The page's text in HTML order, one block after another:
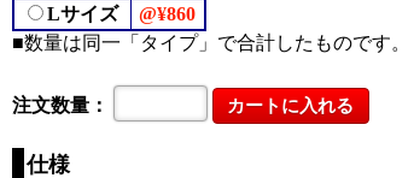
Lサイズ
@¥860
■数量は同一「タイプ」で合計したものです
注文数量：
仕様